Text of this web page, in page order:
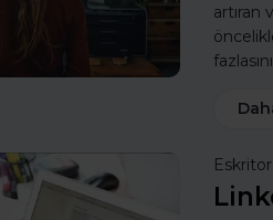
artıran
Eskritor